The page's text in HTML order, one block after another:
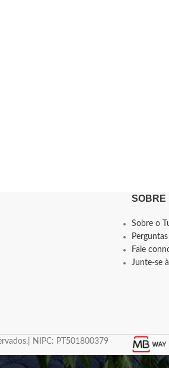
SOBRE
Sobre o
Fale
Junte-se
NIPC: PT501800379